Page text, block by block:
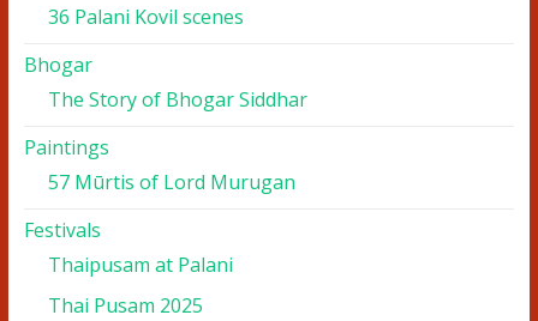
36 Palani Kovil scenes
Bhogar
The Story of Bhogar Siddhar
Paintings
57 Mūrtis of Lord Murugan
Festivals
Thaipusam at Palani
Thai Pusam 2025